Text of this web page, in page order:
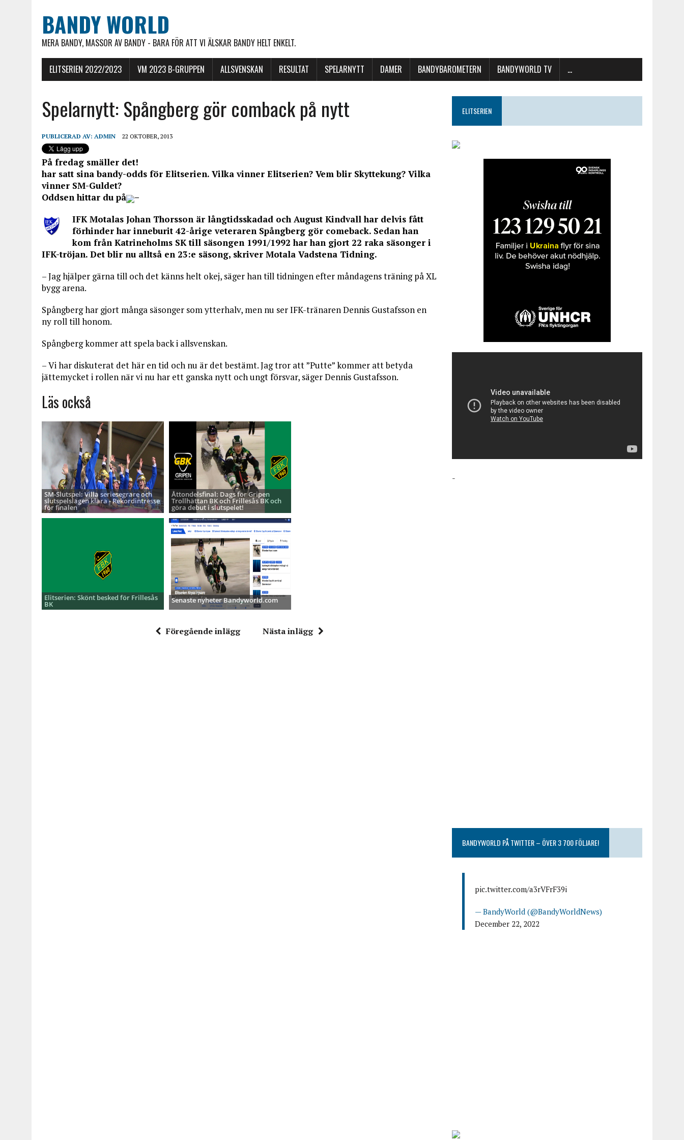
BANDY WORLD
MERA BANDY, MASSOR AV BANDY - BARA FÖR ATT VI ÄLSKAR BANDY HELT ENKELT.
ELITSERIEN 2022/2023 VM 2023 B-GRUPPEN ALLSVENSKAN RESULTAT SPELARNYTT DAMER BANDYBAROMETERN BANDYWORLD TV …
Spelarnytt: Spångberg gör comback på nytt
PUBLICERAD AV: ADMIN 22 OKTOBER, 2013
På fredag smäller det!
har satt sina bandy-odds för Elitserien. Vilka vinner Elitserien? Vem blir Skyttekung? Vilka
vinner SM-Guldet?
Oddsen hittar du på
–
IFK Motalas Johan Thorsson är långtidsskadad och August Kindvall har delvis fått
förhinder har inneburit 42-årige veteraren Spångberg gör comeback. Sedan han
kom från Katrineholms SK till säsongen 1991/1992 har han gjort 22 raka säsonger i
IFK-tröjan. Det blir nu alltså en 23:e säsong, skriver Motala Vadstena Tidning.
– Jag hjälper gärna till och det känns helt okej, säger han till tidningen efter måndagens träning på XL
bygg arena.
Spångberg har gjort många säsonger som ytterhalv, men nu ser IFK-tränaren Dennis Gustafsson en
ny roll till honom.
Spångberg kommer att spela back i allsvenskan.
– Vi har diskuterat det här en tid och nu är det bestämt. Jag tror att ”Putte” kommer att betyda
jättemycket i rollen när vi nu har ett ganska nytt och ungt försvar, säger Dennis Gustafsson.
Läs också
SM-Slutspel: Villa seriesegrare och
slutspelslagen klara - Rekordintresse
för finalen
Åttondelsfinal: Dags för Gripen
Trollhättan BK och Frillesås BK och
göra debut i slutspelet!
Elitserien: Skönt besked för Frillesås
BK Senaste nyheter Bandyworld.com
Föregående inlägg Nästa inlägg
ELITSERIEN
-
BANDYWORLD PÅ TWITTER – ÖVER 3 700 FÖLJARE!
pic.twitter.com/a3rVFrF39i
— BandyWorld (@BandyWorldNews)
December 22, 2022